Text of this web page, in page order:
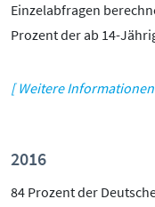
Einzelabfragen
Prozent der ab 14-
[ Weitere
2016
84 Prozent der